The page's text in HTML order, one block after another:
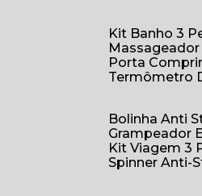
Kit Banho 3
Porta
Termômetro
Bolinha Anti
Grampeador
Kit Viagem 3
Spinner Anti-